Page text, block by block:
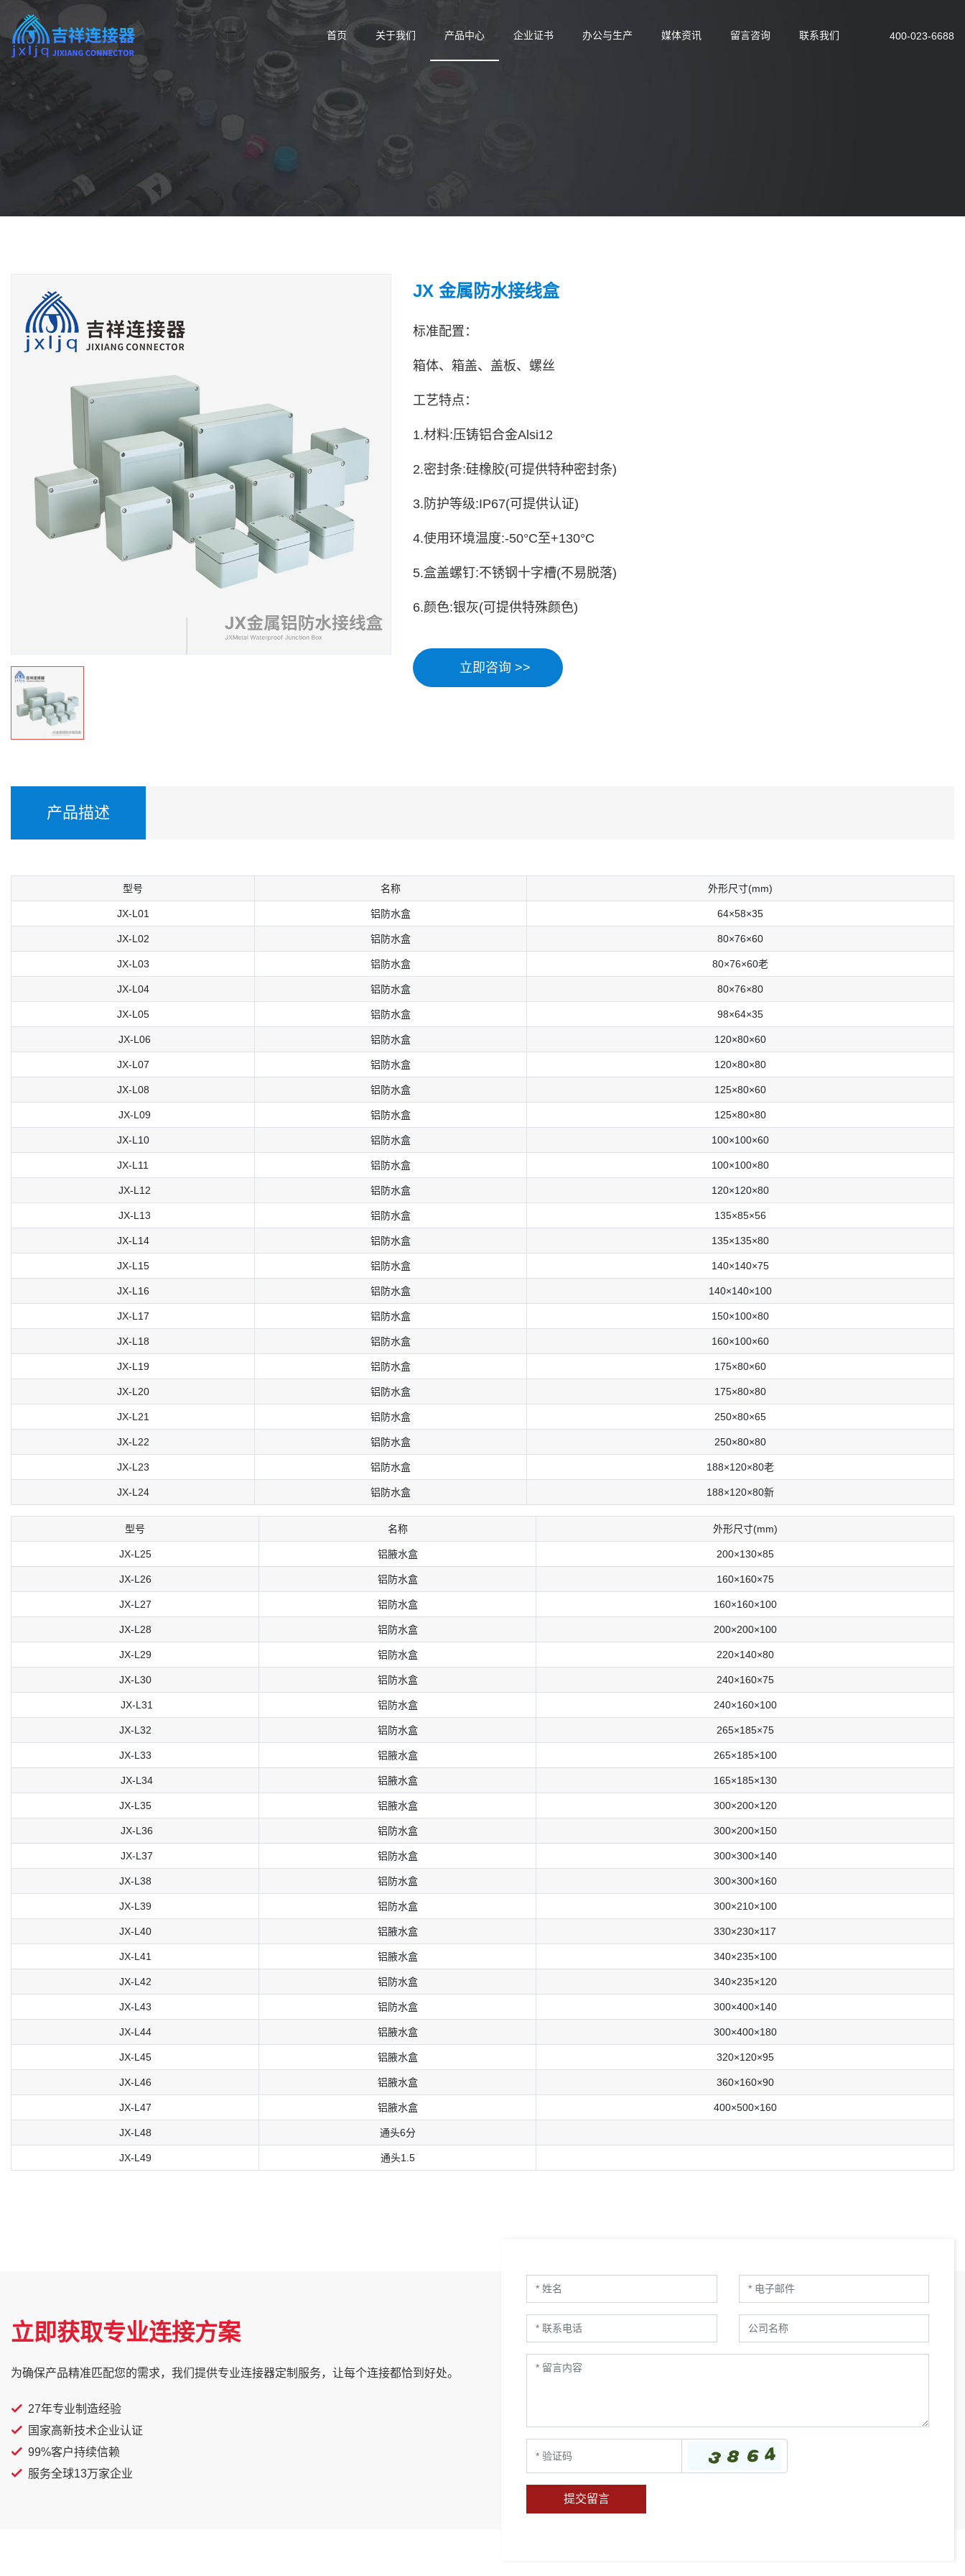
首页 关于我们 产品中心 企业证书 办公与生产 媒体资讯 留言咨询 联系我们 400-023-6688
JX ⾦属防⽔接线盒
标准配置：
箱体、箱盖、盖板、螺丝
⼯艺特点：
1.材料:压铸铝合⾦Alsi12
2.密封条:硅橡胶(可提供特种密封条)
3.防护等级:IP67(可提供认证)
4.使⽤环境温度:-50°C⾄+130°C
5.盒盖螺钉:不锈钢⼗字槽(不易脱落)
6.颜⾊:银灰(可提供特殊颜⾊)
立即咨询 >>
产品描述
型号 名称 外形尺⼨(mm)
JX-L01 铝防⽔盒 64×58×35
JX-L02 铝防⽔盒 80×76×60
JX-L03 铝防⽔盒 80×76×60⽼
JX-L04 铝防⽔盒 80×76×80
JX-L05 铝防⽔盒 98×64×35
JX-L06 铝防⽔盒 120×80×60
JX-L07 铝防⽔盒 120×80×80
JX-L08 铝防⽔盒 125×80×60
JX-L09 铝防⽔盒 125×80×80
JX-L10 铝防⽔盒 100×100×60
JX-L11 铝防⽔盒 100×100×80
JX-L12 铝防⽔盒 120×120×80
JX-L13 铝防⽔盒 135×85×56
JX-L14 铝防⽔盒 135×135×80
JX-L15 铝防⽔盒 140×140×75
JX-L16 铝防⽔盒 140×140×100
JX-L17 铝防⽔盒 150×100×80
JX-L18 铝防⽔盒 160×100×60
JX-L19 铝防⽔盒 175×80×60
JX-L20 铝防⽔盒 175×80×80
JX-L21 铝防⽔盒 250×80×65
JX-L22 铝防⽔盒 250×80×80
JX-L23 铝防⽔盒 188×120×80⽼
JX-L24 铝防⽔盒 188×120×80新
型号 名称 外形尺⼨(mm)
JX-L25 铝腋水盒 200×130×85
JX-L26 铝防⽔盒 160×160×75
JX-L27 铝防⽔盒 160×160×100
JX-L28 铝防⽔盒 200×200×100
JX-L29 铝防⽔盒 220×140×80
JX-L30 铝防⽔盒 240×160×75
JX-L31 铝防⽔盒 240×160×100
JX-L32 铝防⽔盒 265×185×75
JX-L33 铝腋水盒 265×185×100
JX-L34 铝腋水盒 165×185×130
JX-L35 铝腋水盒 300×200×120
JX-L36 铝防⽔盒 300×200×150
JX-L37 铝防⽔盒 300×300×140
JX-L38 铝防⽔盒 300×300×160
JX-L39 铝防⽔盒 300×210×100
JX-L40 铝腋水盒 330×230×117
JX-L41 铝腋水盒 340×235×100
JX-L42 铝防⽔盒 340×235×120
JX-L43 铝防⽔盒 300×400×140
JX-L44 铝腋水盒 300×400×180
JX-L45 铝腋水盒 320×120×95
JX-L46 铝腋水盒 360×160×90
JX-L47 铝腋水盒 400×500×160
JX-L48 通头6分
JX-L49 通头1.5
立即获取专业连接方案
为确保产品精准匹配您的需求，我们提供专业连接器定制服务，让每个连接都恰到好处。
27年专业制造经验
国家高新技术企业认证
99%客户持续信赖
服务全球13万家企业
提交留言